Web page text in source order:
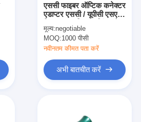
एससी फाइबर ऑप्टिक कनेक्टर
एडाप्टर एससी / यूपीसी एसएम
सिम्प्लेक्स एससी-एससी एपीसी
कप्लर
मूल्य:negotiable
MOQ:1000 पीसी
नवीनतम कीमत पता करें
अभी बातचीत करें